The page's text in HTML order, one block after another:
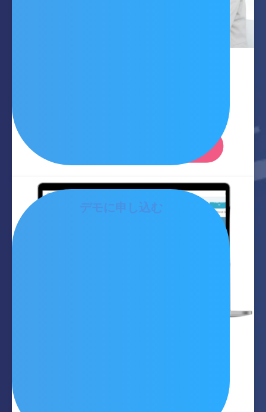
デモに申し込む